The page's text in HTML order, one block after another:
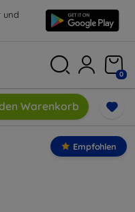
und
0
Warenkorb
Empfohlen